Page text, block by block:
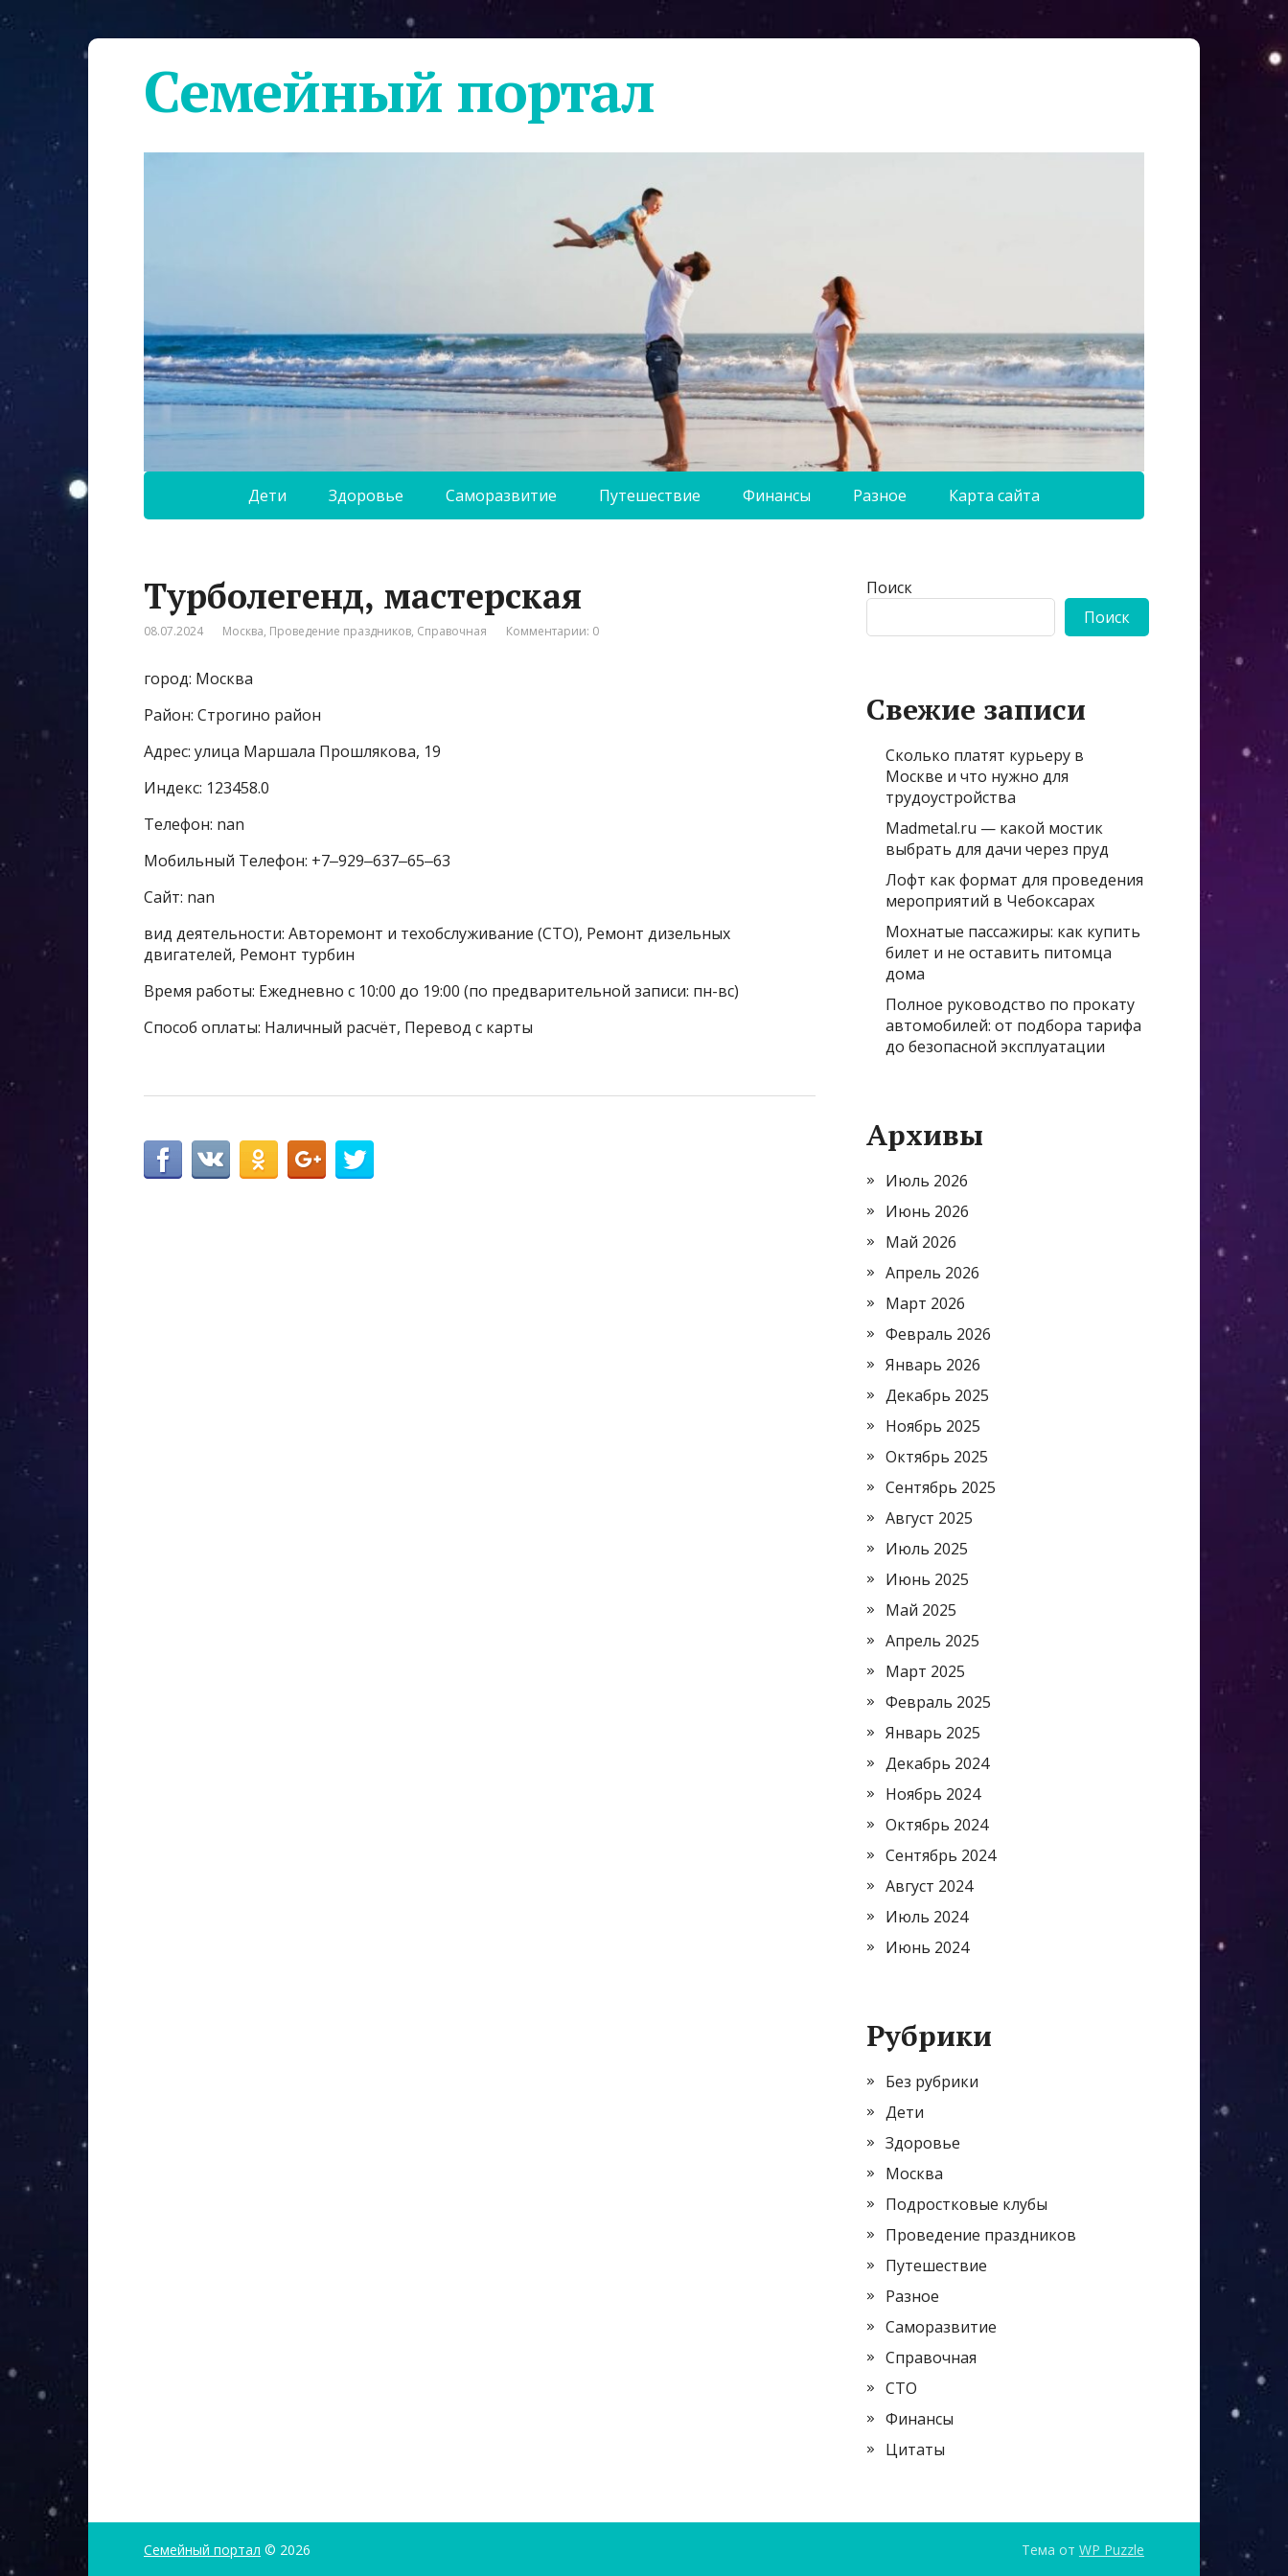
Семейный портал
Дети Здоровье Саморазвитие Путешествие Финансы Разное Карта сайта
Турболегенд, мастерская
08.07.2024 Москва, Проведение праздников, Справочная Комментарии: 0
город: Москва
Район: Строгино район
Адрес: улица Маршала Прошлякова, 19
Индекс: 123458.0
Телефон: nan
Мобильный Телефон: +7‒929‒637‒65‒63
Сайт: nan
вид деятельности: Авторемонт и техобслуживание (СТО), Ремонт дизельных
двигателей, Ремонт турбин
Время работы: Ежедневно с 10:00 до 19:00 (по предварительной записи: пн-вс)
Способ оплаты: Наличный расчёт, Перевод с карты
Поиск
Поиск
Свежие записи
Сколько платят курьеру в
Москве и что нужно для
трудоустройства
Madmetal.ru — какой мостик
выбрать для дачи через пруд
Лофт как формат для проведения
мероприятий в Чебоксарах
Мохнатые пассажиры: как купить
билет и не оставить питомца
дома
Полное руководство по прокату
автомобилей: от подбора тарифа
до безопасной эксплуатации
Архивы
Июль 2026
Июнь 2026
Май 2026
Апрель 2026
Март 2026
Февраль 2026
Январь 2026
Декабрь 2025
Ноябрь 2025
Октябрь 2025
Сентябрь 2025
Август 2025
Июль 2025
Июнь 2025
Май 2025
Апрель 2025
Март 2025
Февраль 2025
Январь 2025
Декабрь 2024
Ноябрь 2024
Октябрь 2024
Сентябрь 2024
Август 2024
Июль 2024
Июнь 2024
Рубрики
Без рубрики
Дети
Здоровье
Москва
Подростковые клубы
Проведение праздников
Путешествие
Разное
Саморазвитие
Справочная
СТО
Финансы
Цитаты
Семейный портал © 2026 Тема от WP Puzzle